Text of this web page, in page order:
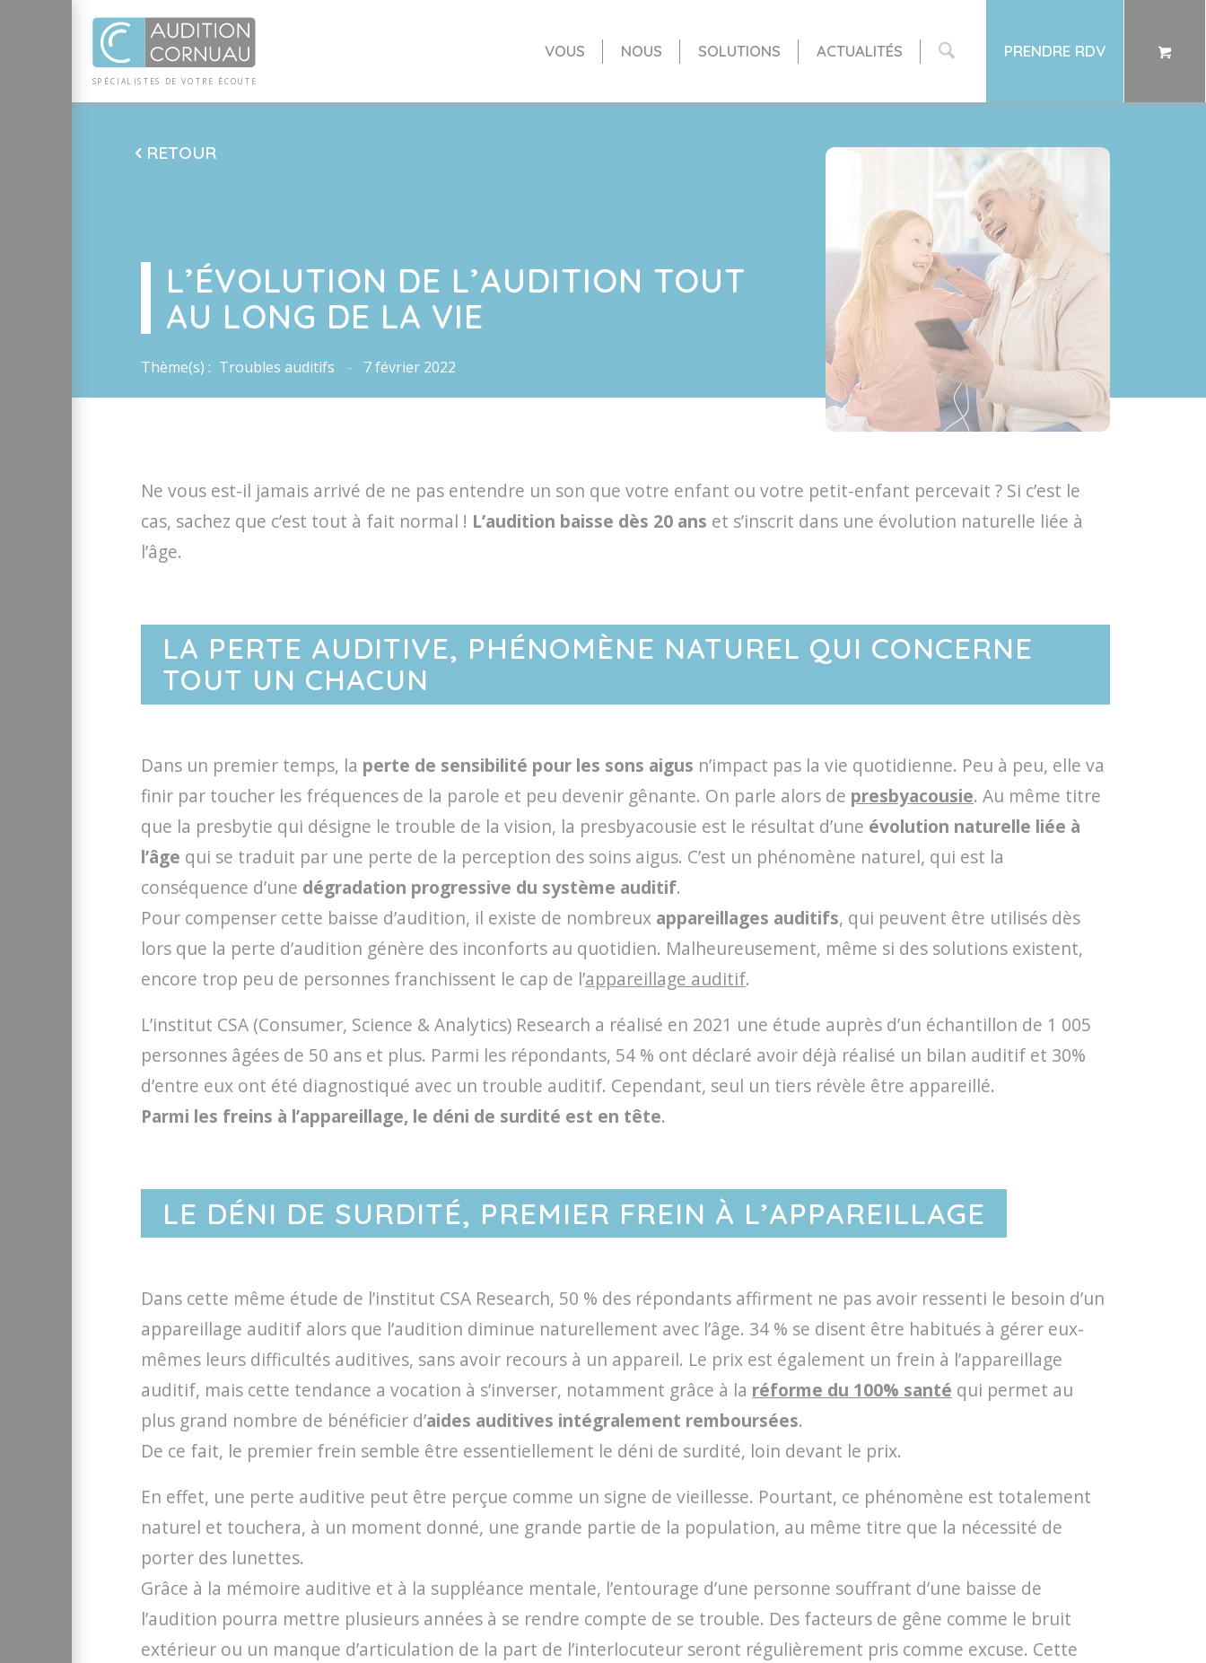
SP ÉCI AL I S TES DE VO TRE ÉC OU T E
VOUS NOUS SOLUTIONS ACTUALITÉS PRENDRE RDV
RETOUR
L’ÉVOLUTION DE L’AUDITION TOUT
AU LONG DE LA VIE
Thème(s) : Troubles auditifs 7 février 2022
Ne vous est-il jamais arrivé de ne pas entendre un son que votre enfant ou votre petit-enfant percevait ? Si c’est le
cas, sachez que c’est tout à fait normal ! L’audition baisse dès 20 ans et s’inscrit dans une évolution naturelle liée à
l’âge.
LA PERTE AUDITIVE, PHÉNOMÈNE NATUREL QUI CONCERNE
TOUT UN CHACUN
Dans un premier temps, la perte de sensibilité pour les sons aigus n’impact pas la vie quotidienne. Peu à peu, elle va
finir par toucher les fréquences de la parole et peu devenir gênante. On parle alors de presbyacousie. Au même titre
que la presbytie qui désigne le trouble de la vision, la presbyacousie est le résultat d’une évolution naturelle liée à
l’âge qui se traduit par une perte de la perception des soins aigus. C’est un phénomène naturel, qui est la
conséquence d’une dégradation progressive du système auditif.
Pour compenser cette baisse d’audition, il existe de nombreux appareillages auditifs, qui peuvent être utilisés dès
lors que la perte d’audition génère des inconforts au quotidien. Malheureusement, même si des solutions existent,
encore trop peu de personnes franchissent le cap de l’appareillage auditif.
L’institut CSA (Consumer, Science & Analytics) Research a réalisé en 2021 une étude auprès d’un échantillon de 1 005
personnes âgées de 50 ans et plus. Parmi les répondants, 54 % ont déclaré avoir déjà réalisé un bilan auditif et 30%
d’entre eux ont été diagnostiqué avec un trouble auditif. Cependant, seul un tiers révèle être appareillé.
Parmi les freins à l’appareillage, le déni de surdité est en tête.
LE DÉNI DE SURDITÉ, PREMIER FREIN À L’APPAREILLAGE
Dans cette même étude de l’institut CSA Research, 50 % des répondants affirment ne pas avoir ressenti le besoin d’un
appareillage auditif alors que l’audition diminue naturellement avec l’âge. 34 % se disent être habitués à gérer eux-
mêmes leurs difficultés auditives, sans avoir recours à un appareil. Le prix est également un frein à l’appareillage
auditif, mais cette tendance a vocation à s’inverser, notamment grâce à la réforme du 100% santé qui permet au
plus grand nombre de bénéficier d’aides auditives intégralement remboursées.
De ce fait, le premier frein semble être essentiellement le déni de surdité, loin devant le prix.
En effet, une perte auditive peut être perçue comme un signe de vieillesse. Pourtant, ce phénomène est totalement
naturel et touchera, à un moment donné, une grande partie de la population, au même titre que la nécessité de
porter des lunettes.
Grâce à la mémoire auditive et à la suppléance mentale, l’entourage d’une personne souffrant d’une baisse de
l’audition pourra mettre plusieurs années à se rendre compte de se trouble. Des facteurs de gêne comme le bruit
extérieur ou un manque d’articulation de la part de l’interlocuteur seront régulièrement pris comme excuse. Cette